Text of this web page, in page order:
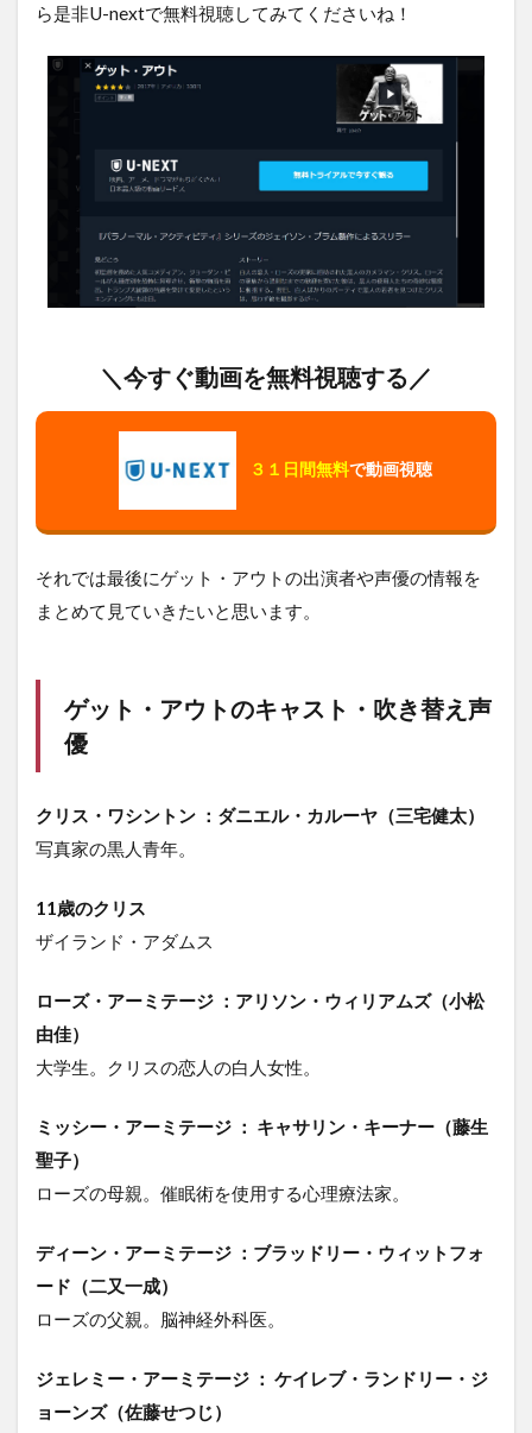
ら是非U-nextで無料視聴してみてくださいね！
＼今すぐ動画を無料視聴する／
３１日間無料で動画視聴
それでは最後にゲット・アウトの出演者や声優の情報を
まとめて見ていきたいと思います。
ゲット・アウトのキャスト・吹き替え声
優
クリス・ワシントン ：ダニエル・カルーヤ（三宅健太）
写真家の黒人青年。
11歳のクリス
ザイランド・アダムス
ローズ・アーミテージ ：アリソン・ウィリアムズ（小松
由佳）
大学生。クリスの恋人の白人女性。
ミッシー・アーミテージ ： キャサリン・キーナー（藤生
聖子）
ローズの母親。催眠術を使用する心理療法家。
ディーン・アーミテージ ：ブラッドリー・ウィットフォ
ード（二又一成）
ローズの父親。脳神経外科医。
ジェレミー・アーミテージ ： ケイレブ・ランドリー・ジ
ョーンズ（佐藤せつじ）